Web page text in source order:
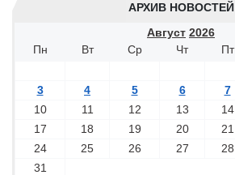
АРХИВ НОВОСТЕЙ
Август 2026
Пн
Вт Ср Чт Пт
3
4 5 6 7
10
11 12 13 14
17
18 19 20 21
24
25 26 27 28
31